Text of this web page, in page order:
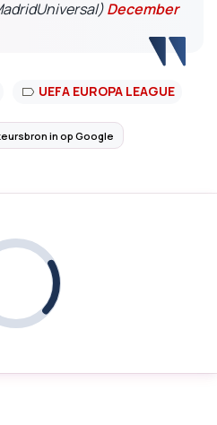
December
UEFA EUROPA LEAGUE
in op Google